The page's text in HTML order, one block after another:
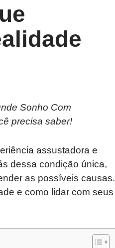
Sonho Com
precisa saber!
assustadora e
dessa condição única,
as possíveis causas.
e como lidar com seus